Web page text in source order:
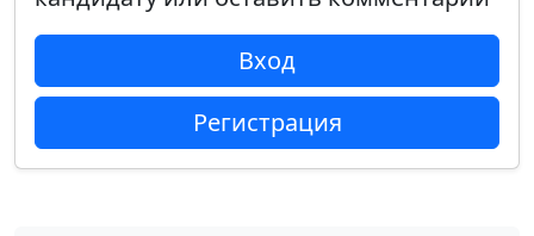
Вход
Регистрация